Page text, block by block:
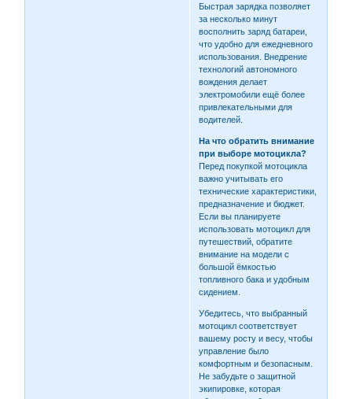
Быстрая зарядка позволяет
за несколько минут
восполнить заряд батареи,
что удобно для ежедневного
использования. Внедрение
технологий автономного
вождения делает
электромобили ещё более
привлекательными для
водителей.
На что обратить внимание
при выборе мотоцикла?
Перед покупкой мотоцикла
важно учитывать его
технические характеристики,
предназначение и бюджет.
Если вы планируете
использовать мотоцикл для
путешествий, обратите
внимание на модели с
большой ёмкостью
топливного бака и удобным
сидением.
Убедитесь, что выбранный
мотоцикл соответствует
вашему росту и весу, чтобы
управление было
комфортным и безопасным.
Не забудьте о защитной
экипировке, которая